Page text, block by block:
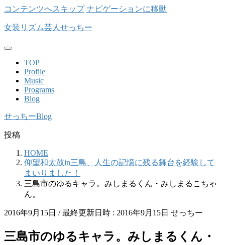
コンテンツへスキップ ナビゲーションに移動
女装リズム芸人せっちー
TOP
Profile
Music
Programs
Blog
せっちーBlog
投稿
HOME
仰望和太鼓in三島、人生の記憶に残る舞台を経験して
まいりました！
三島市のゆるキャラ。みしまるくん・みしまるこちゃ
ん。
2016年9月15日 / 最終更新日時 : 2016年9月15日 せっちー
三島市のゆるキャラ。みしまるくん・